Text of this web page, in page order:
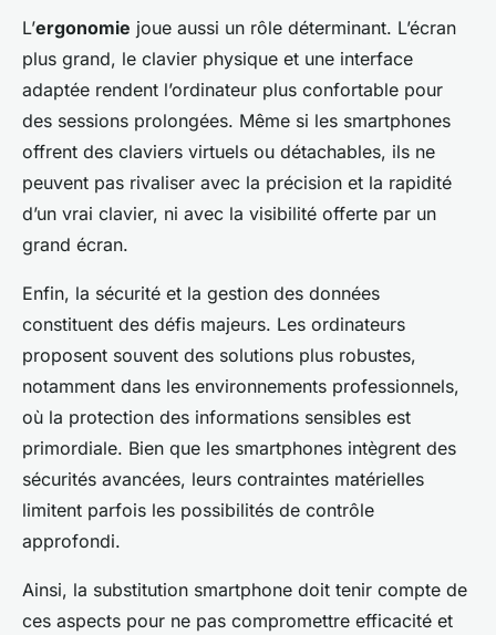
L’ergonomie joue aussi un rôle déterminant. L’écran
plus grand, le clavier physique et une interface
adaptée rendent l’ordinateur plus confortable pour
des sessions prolongées. Même si les smartphones
offrent des claviers virtuels ou détachables, ils ne
peuvent pas rivaliser avec la précision et la rapidité
d’un vrai clavier, ni avec la visibilité offerte par un
grand écran.
Enfin, la sécurité et la gestion des données
constituent des défis majeurs. Les ordinateurs
proposent souvent des solutions plus robustes,
notamment dans les environnements professionnels,
où la protection des informations sensibles est
primordiale. Bien que les smartphones intègrent des
sécurités avancées, leurs contraintes matérielles
limitent parfois les possibilités de contrôle
approfondi.
Ainsi, la substitution smartphone doit tenir compte de
ces aspects pour ne pas compromettre efficacité et